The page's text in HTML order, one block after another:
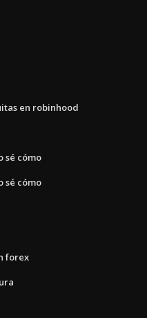
en robinhood
sé cómo
sé cómo
forex